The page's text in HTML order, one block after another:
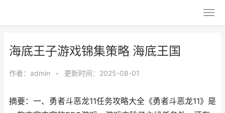
海底王子游戏锦集策略 海底王国
作者： admin • 更新时间：2025-08-01
摘要：一、勇者斗恶龙11任务攻略大全《勇者斗恶龙11》是